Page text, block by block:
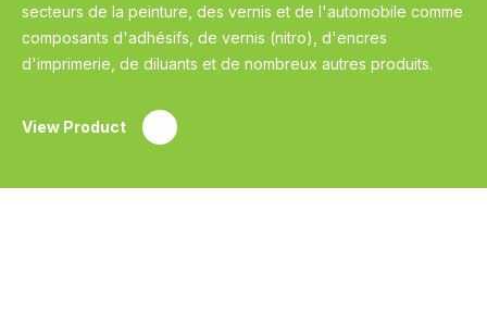
secteurs de la peinture, des vernis et de l'automobile comme
composants d'adhésifs, de vernis (nitro), d'encres
d'imprimerie, de diluants et de nombreux autres produits.
View Product